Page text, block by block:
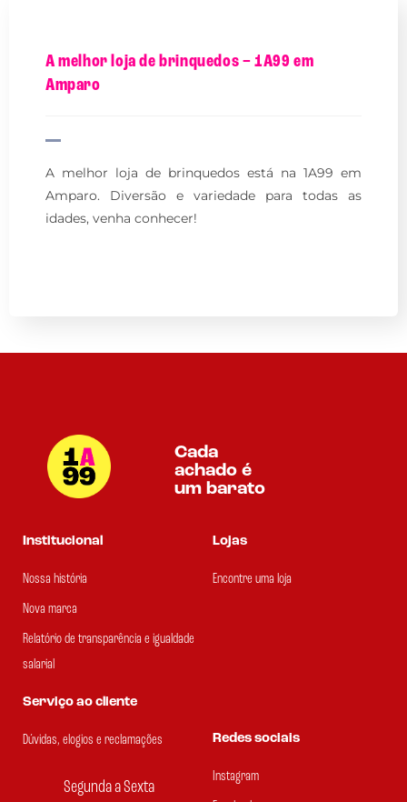
A melhor loja de brinquedos – 1A99 em
Amparo
A melhor loja de brinquedos está na 1A99 em
Amparo. Diversão e variedade para todas as
idades, venha conhecer!
Cada
achado é
um barato
Institucional
Nossa história
Nova marca
Relatório de transparência e igualdade
salarial
Lojas
Encontre uma loja
Serviço ao cliente
Dúvidas, elogios e reclamações
Segunda a Sexta
Redes sociais
Instagram